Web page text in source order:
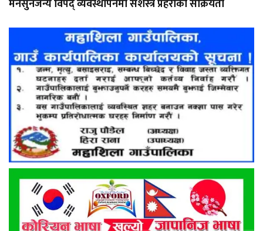
मनसुनजन्य विपद् व्यवस्थापनमा सशस्त्र प्रहरीको सक्रियता